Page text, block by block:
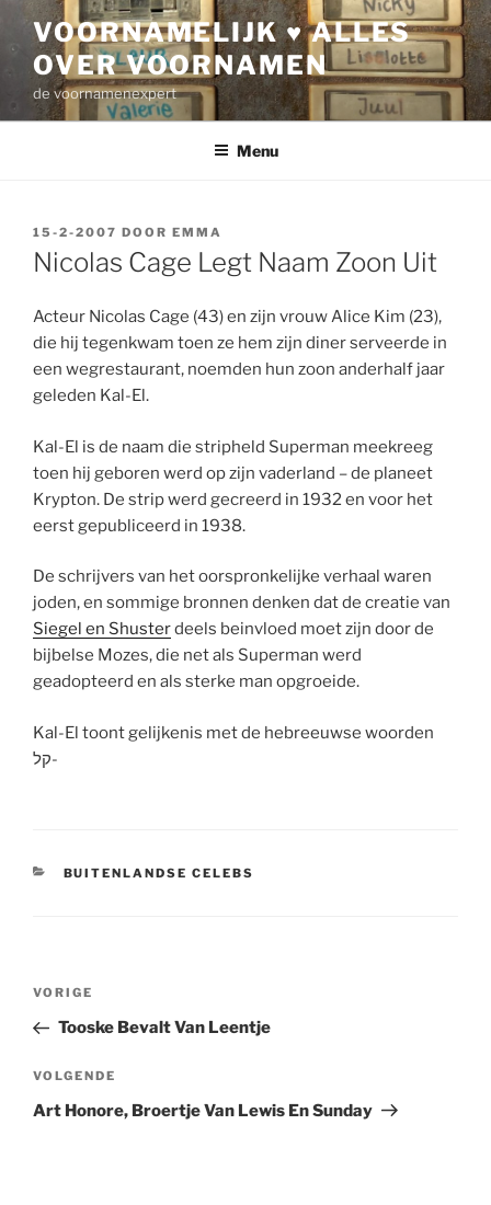
inhoud
VOORNAMELIJK ♥ ALLES
OVER VOORNAMEN
de voornamenexpert
Menu
GEPLAATST
OP
15-2-2007 DOOR EMMA
Nicolas Cage Legt Naam Zoon Uit
Acteur Nicolas Cage (43) en zijn vrouw Alice Kim (23),
die hij tegenkwam toen ze hem zijn diner serveerde in
een wegrestaurant, noemden hun zoon anderhalf jaar
geleden Kal-El.
Kal-El is de naam die stripheld Superman meekreeg
toen hij geboren werd op zijn vaderland – de planeet
Krypton. De strip werd gecreerd in 1932 en voor het
eerst gepubliceerd in 1938.
De schrijvers van het oorspronkelijke verhaal waren
joden, en sommige bronnen denken dat de creatie van
Siegel en Shusterdeels beinvloed moet zijn door de
bijbelse Mozes, die net als Superman werd
geadopteerd en als sterke man opgroeide.
Kal-El toont gelijkenis met de hebreeuwse woorden
קל-
CATEGORIEËN
BUITENLANDSE CELEBS
Berichtnavigatie
Vorig
bericht
VORIGE
Tooske Bevalt Van Leentje
Volgend
bericht
VOLGENDE
Art Honore, Broertje Van Lewis En Sunday